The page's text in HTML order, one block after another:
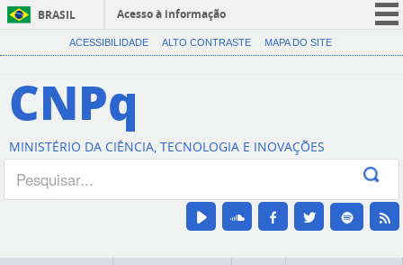
BRASIL
Acesso à informação
CORONAVÍRUS (COVID-19)
Canais
ACESSIBILIDADE ALTO CONTRASTE MAPA DO SITE
CNPq
MINISTÉRIO DA CIÊNCIA, TECNOLOGIA E INOVAÇÕES